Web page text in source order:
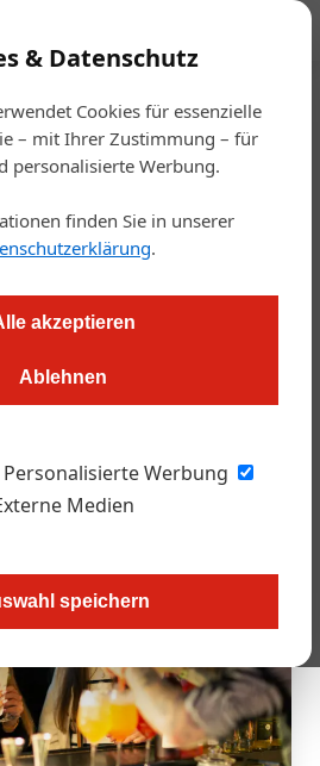
& Datenschutz
Cookies für essenzielle
– mit Ihrer Zustimmung – für
personalisierte Werbung.
finden Sie in unserer
.
akzeptieren
Ablehnen
Personalisierte Werbung
Medien
speichern
/Gastronomie
Festival
zurück
„Aperitivo Spring“ lädt Liquid
zum Afterwork-Format rund um
Genießen im Mittelpunkt.